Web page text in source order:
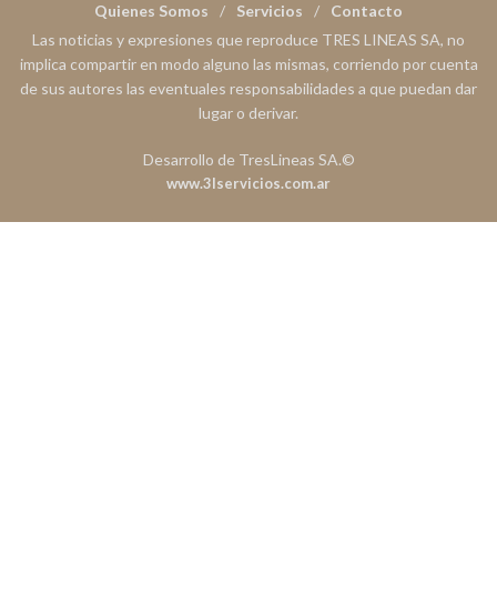
Quienes Somos Servicios
Contacto
Las noticias y expresiones que reproduce TRES LINEAS SA, no
implica compartir en modo alguno las mismas, corriendo por cuenta
de sus autores las eventuales responsabilidades a que puedan dar
lugar o derivar.
Desarrollo de TresLineas SA.©
www.3lservicios.com.ar